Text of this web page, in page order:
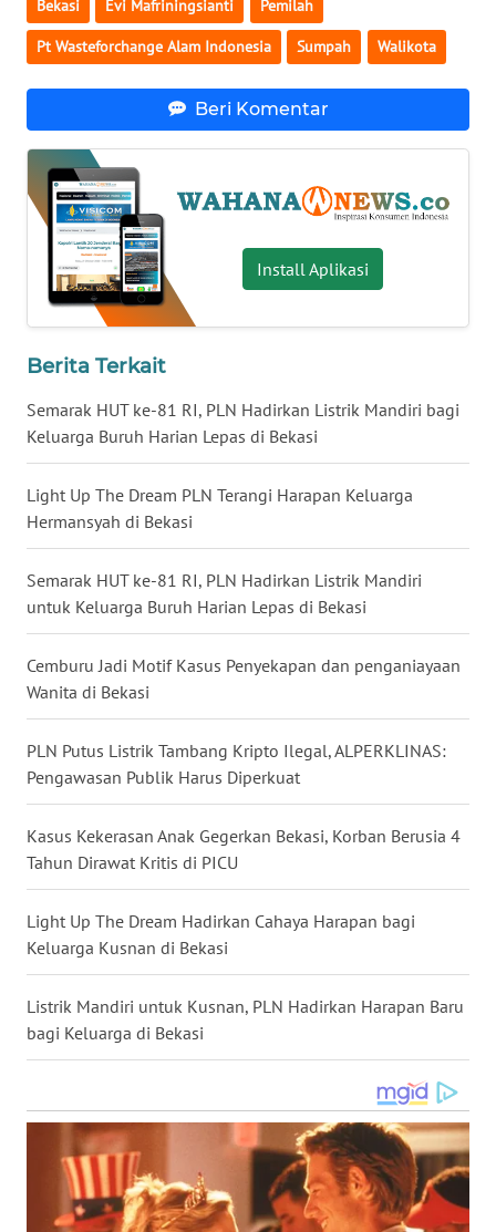
Bekasi Evi Mafriningsianti Pemilah
Pt Wasteforchange Alam Indonesia Sumpah Walikota
Beri Komentar
Install Aplikasi
Berita Terkait
Semarak HUT ke-81 RI, PLN Hadirkan Listrik Mandiri bagi
Keluarga Buruh Harian Lepas di Bekasi
Light Up The Dream PLN Terangi Harapan Keluarga
Hermansyah di Bekasi
Semarak HUT ke-81 RI, PLN Hadirkan Listrik Mandiri
untuk Keluarga Buruh Harian Lepas di Bekasi
Cemburu Jadi Motif Kasus Penyekapan dan penganiayaan
Wanita di Bekasi
PLN Putus Listrik Tambang Kripto Ilegal, ALPERKLINAS:
Pengawasan Publik Harus Diperkuat
Kasus Kekerasan Anak Gegerkan Bekasi, Korban Berusia 4
Tahun Dirawat Kritis di PICU
Light Up The Dream Hadirkan Cahaya Harapan bagi
Keluarga Kusnan di Bekasi
Listrik Mandiri untuk Kusnan, PLN Hadirkan Harapan Baru
bagi Keluarga di Bekasi
WN
BABEL
SUMBAR
WN
SUMSEL
WN
BENGKULU
WN
WN
JATENG
WN
NUSANTARA
WN
JOGJA
WN
BALI
KALBAR
WN
KALTENG
WN
KALTARA
KALSEL
WN
KALTIM